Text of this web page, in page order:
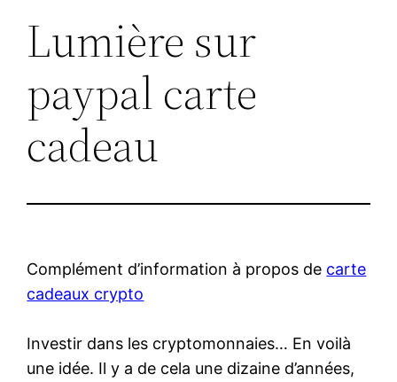
Lumière sur
paypal carte
cadeau
Complément d’information à propos de carte
cadeaux crypto
Investir dans les cryptomonnaies… En voilà
une idée. Il y a de cela une dizaine d’années,